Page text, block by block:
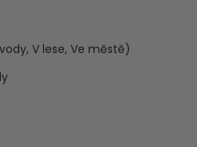
V lese, Ve městě)